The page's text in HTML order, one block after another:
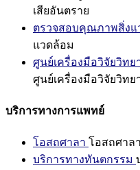
เสียอันตราย
ตรวจสอบคุณภาพสิ่งแ
แวดล้อม
ศูนย์เครื่องมือวิจัยวิทย
ศูนย์เครื่องมือวิจัยวิทย
บริการทางการแพทย์
โอสถศาลา โอสถศาลา
บริการทางทันตกรรม